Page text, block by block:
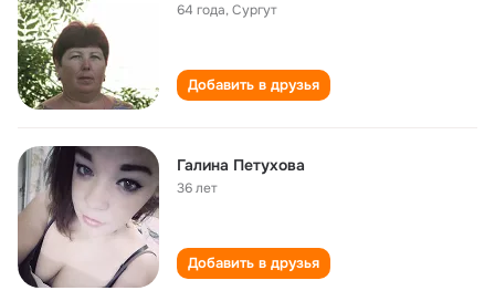
64 года,Сургут
Добавить в друзья
Галина Петухова
36 лет
Добавить в друзья